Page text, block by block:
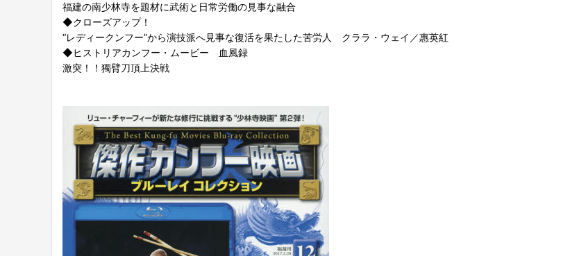
福建の南少林寺を題材に武術と日常労働の見事な融合
◆クローズアップ！
“レディークンフー”から演技派へ見事な復活を果たした苦労人 クララ・ウェイ／惠英紅
◆ヒストリアカンフー・ムービー 血風録
激突！！獨臂刀頂上決戦